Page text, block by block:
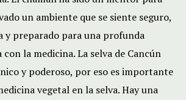
un ambiente que se siente seguro,
y preparado para una profunda
la medicina. La selva de Cancún
y poderoso, por eso es importante
vegetal en la selva. Hay una